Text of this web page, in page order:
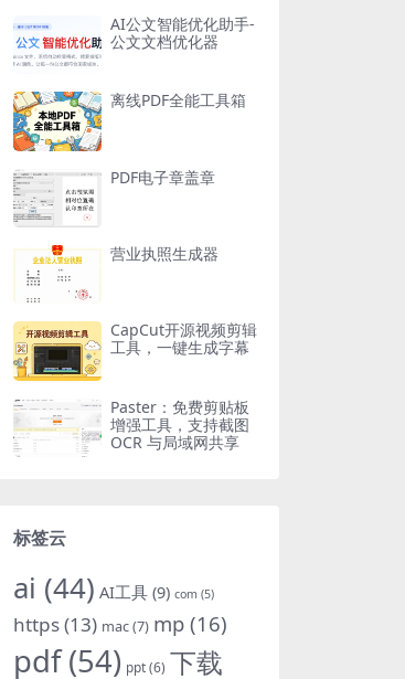
AI公文智能优化助手-
公文文档优化器
离线PDF全能工具箱
PDF电子章盖章
营业执照生成器
CapCut开源视频剪辑
工具，一键生成字幕
Paster：免费剪贴板
增强工具，支持截图
OCR 与局域网共享
标签云
ai (44) AI工具 (9) com (5)
https(13) mac(7) mp (16)
pdf(54) ppt(6) 下载